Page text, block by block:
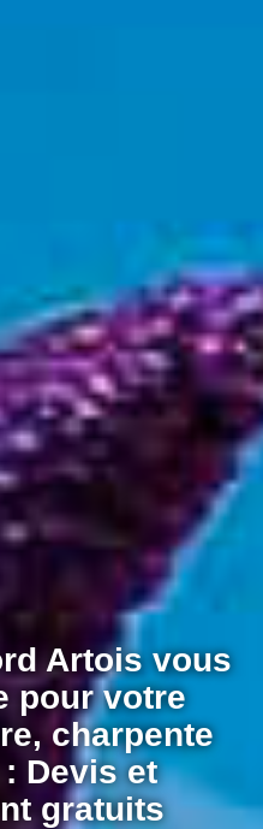
Artois vous
pour votre
charpente
Devis et
gratuits